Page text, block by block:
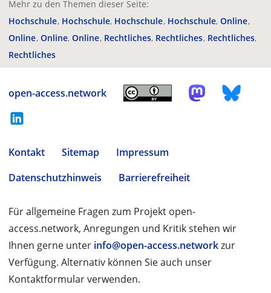
Mehr zu den Themen dieser Seite:
Hochschule Hochschule Hochschule Hochschule Online
Online Online Online Rechtliches Rechtliches Rechtliches
Rechtliches
open-access.network
Kontakt Sitemap
Impressum
Datenschutzhinweis
Barrierefreiheit
Für allgemeine Fragen zum Projekt open-
access.network, Anregungen und Kritik stehen wir
Ihnen gerne unter info@open-access.networkzur
Verfügung. Alternativ können Sie auch unser
Kontaktformular verwenden.